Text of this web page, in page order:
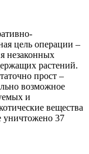
цель операции –
незаконных
растений.
прост –
возможное
и
вещества
уничтожено 37